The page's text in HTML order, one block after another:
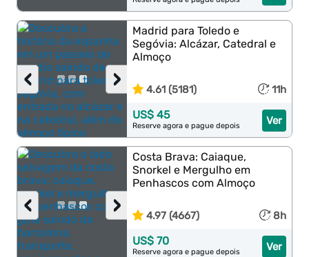
›
‹
Madrid para Toledo e
Segóvia: Alcázar, Catedral e
Almoço
4.61 (5181) 11h
Ver
US$ 45
Reserve agora e pague depois
›
‹
Costa Brava: Caiaque,
Snorkel e Mergulho em
Penhascos com Almoço
4.97 (4667) 8h
Ver
US$ 70
Reserve agora e pague depois